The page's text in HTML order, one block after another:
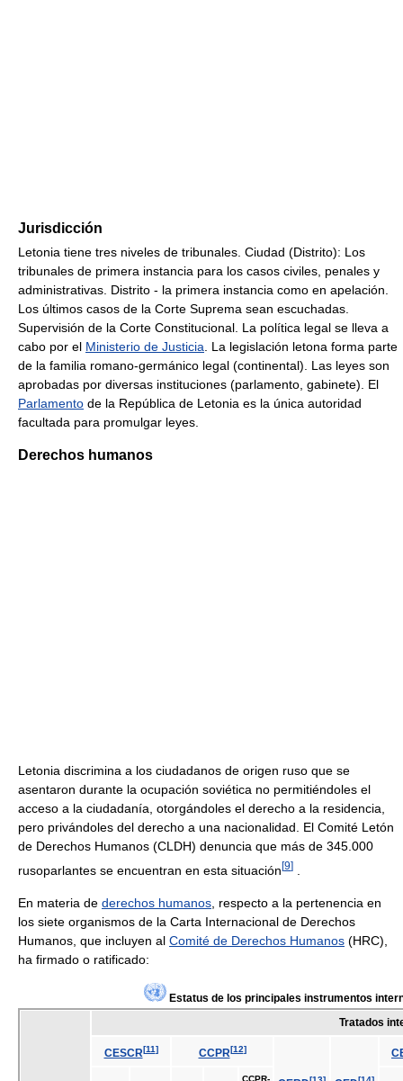
Jurisdicción
Letonia tiene tres niveles de tribunales. Ciudad (Distrito): Los
tribunales de primera instancia para los casos civiles, penales y
administrativas. Distrito - la primera instancia como en apelación.
Los últimos casos de la Corte Suprema sean escuchadas.
Supervisión de la Corte Constitucional. La política legal se lleva a
cabo por el Ministerio de Justicia. La legislación letona forma parte
de la familia romano-germánico legal (continental). Las leyes son
aprobadas por diversas instituciones (parlamento, gabinete). El
Parlamento de la República de Letonia es la única autoridad
facultada para promulgar leyes.
Derechos humanos
Letonia discrimina a los ciudadanos de origen ruso que se
asentaron durante la ocupación soviética no permitiéndoles el
acceso a la ciudadanía, otorgándoles el derecho a la residencia,
pero privándoles del derecho a una nacionalidad. El Comité Letón
de Derechos Humanos (CLDH) denuncia que más de 345.000
rusoparlantes se encuentran en esta situación [9]
En materia de derechos humanos , respecto a la pertenencia en
los siete organismos de la Carta Internacional de Derechos
Humanos, que incluyen al Comité de Derechos Humanos (HRC),
ha firmado o ratificado:
Estatus de los principales instrumentos
Tratados
CESCR[11] CCPR[12]
CCPR-